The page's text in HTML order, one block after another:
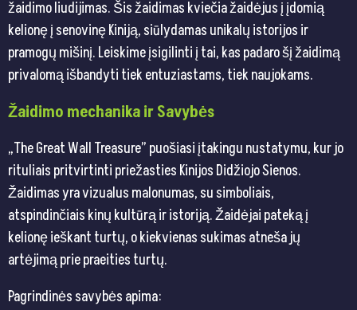
žaidimo liudijimas. Šis žaidimas kviečia žaidėjus į įdomią
kelionę į senovinę Kiniją, siūlydamas unikalų istorijos ir
pramogų mišinį. Leiskime įsigilinti į tai, kas padaro šį žaidimą
privalomą išbandyti tiek entuziastams, tiek naujokams.
Žaidimo mechanika ir Savybės
„The Great Wall Treasure” puošiasi įtakingu nustatymu, kur jo
rituliais pritvirtinti priežasties Kinijos Didžiojo Sienos.
Žaidimas yra vizualus malonumas, su simboliais,
atspindinčiais kinų kultūrą ir istoriją. Žaidėjai pateką į
kelionę ieškant turtų, o kiekvienas sukimas atneša jų
artėjimą prie praeities turtų.
Pagrindinės savybės apima: